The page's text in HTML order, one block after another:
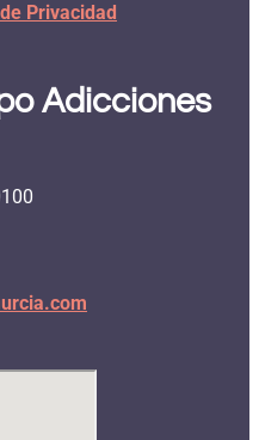
Privacidad
Adicciones